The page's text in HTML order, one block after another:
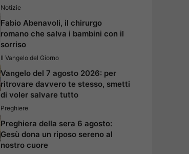
Notizie
Fabio Abenavoli, il chirurgo
romano che salva i bambini con il
sorriso
Il Vangelo del Giorno
Vangelo del 7 agosto 2026: per
ritrovare davvero te stesso, smetti
di voler salvare tutto
Preghiere
Preghiera della sera 6 agosto:
Gesù dona un riposo sereno al
nostro cuore